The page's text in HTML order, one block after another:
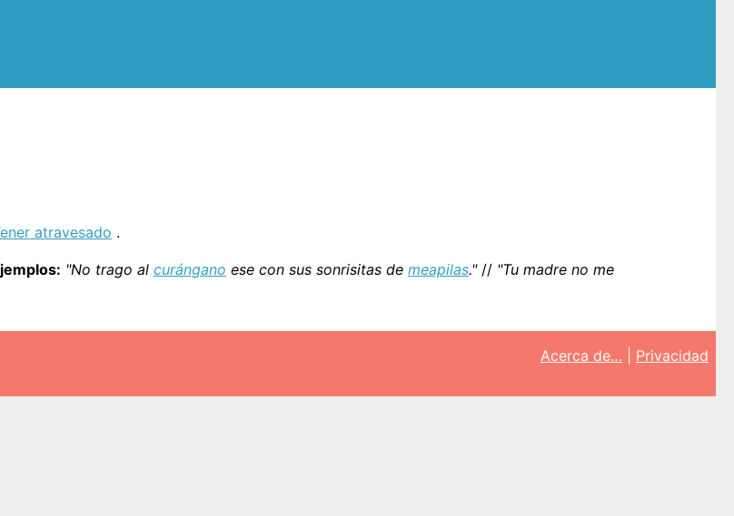
atravesado .
"No trago al curángano ese con sus sonrisitas de meapilas."// "Tu madre no me
Acerca de… Privacidad